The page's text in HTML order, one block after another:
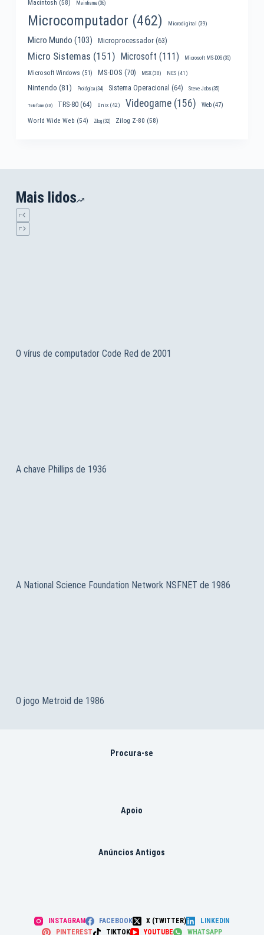
Macintosh (58) Mainframe(36)
Microcomputador (462) Microdigital (39)
Micro Mundo (103) Microprocessador(63)
Micro Sistemas (151) Microsoft (111) Microsoft MS-DOS(35)
Microsoft Windows (51) MS-DOS (70) MSX(38) NES(41)
Nintendo (81) Prológica(34) Sistema Operacional (64) Steve Jobs(35)
Telefone (30) TRS-80(64) Unix(42) Videogame(156) Web(47)
World Wide Web (54) Zilog(32) Zilog Z-80 (58)
Mais lidos
O vírus de computador Code Red de 2001
A chave Phillips de 1936
A National Science Foundation Network NSFNET de 1986
O jogo Metroid de 1986
Procura-se
Apoio
Anúncios Antigos
INSTAGRAM FACEBOOK X (TWITTER)
LINKEDIN
PINTEREST
TIKTOK YOUTUBE WHATSAPP